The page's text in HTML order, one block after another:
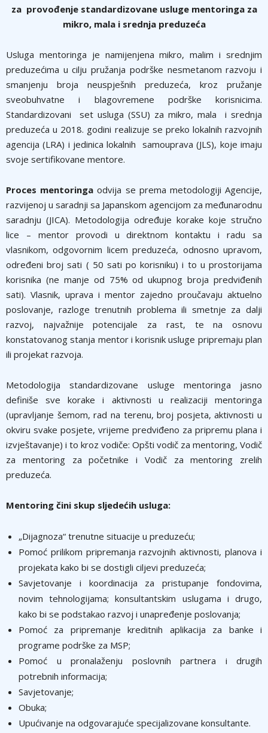
za provođenje standardizovane usluge mentoringa za
mikro, mala i srednja preduzeća
Usluga mentoringa je namijenjena mikro, malim i srednjim
preduzećima u cilju pružanja podrške nesmetanom razvoju i
smanjenju broja neuspješnih preduzeća, kroz pružanje
sveobuhvatne i blagovremene podrške korisnicima.
Standardizovani set usluga (SSU) za mikro, mala i srednja
preduzeća u 2018. godini realizuje se preko lokalnih razvojnih
agencija (LRA) i jedinica lokalnih samouprava (JLS), koje imaju
svoje sertifikovane mentore.
Proces mentoringaodvija se prema metodologiji Agencije,
razvijenoj u saradnji sa Japanskom agencijom za međunarodnu
saradnju (JICA). Metodologija određuje korake koje stručno
lice – mentor provodi u direktnom kontaktu i radu sa
vlasnikom, odgovornim licem preduzeća, odnosno upravom,
određeni broj sati ( 50 sati po korisniku) i to u prostorijama
korisnika (ne manje od 75% od ukupnog broja predviđenih
sati). Vlasnik, uprava i mentor zajedno proučavaju aktuelno
poslovanje, razloge trenutnih problema ili smetnje za dalji
razvoj, najvažnije potencijale za rast, te na osnovu
konstatovanog stanja mentor i korisnik usluge pripremaju plan
ili projekat razvoja.
Metodologija standardizovane usluge mentoringa jasno
definiše sve korake i aktivnosti u realizaciji mentoringa
(upravljanje šemom, rad na terenu, broj posjeta, aktivnosti u
okviru svake posjete, vrijeme predviđeno za pripremu plana i
izvještavanje) i to kroz vodiče: Opšti vodič za mentoring, Vodič
za mentoring za početnike i Vodič za mentoring zrelih
preduzeća.
Mentoring čini skup sljedećih usluga:
„Dijagnoza“ trenutne situacije u preduzeću;
Pomoć prilikom pripremanja razvojnih aktivnosti, planova i
projekata kako bi se dostigli ciljevi preduzeća;
Savjetovanje i koordinacija za pristupanje fondovima,
novim tehnologijama; konsultantskim uslugama i drugo,
kako bi se podstakao razvoj i unapređenje poslovanja;
Pomoć za pripremanje kreditnih aplikacija za banke i
programe podrške za MSP;
Pomoć u pronalaženju poslovnih partnera i drugih
potrebnih informacija;
Savjetovanje;
Obuka;
Upućivanje na odgovarajuće specijalizovane konsultante.